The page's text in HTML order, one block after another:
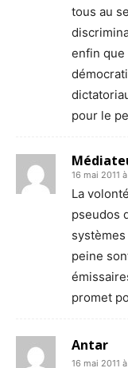
tous au
enfin que
pour le
16 mai 2011
La
pseudos
peine
promet
Antar
16 mai 2011